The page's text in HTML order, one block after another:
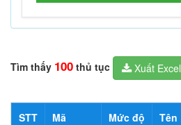
Tìm thấy 100 thủ tục Xuất Excel
STT
Mã
Mức độ
Tên